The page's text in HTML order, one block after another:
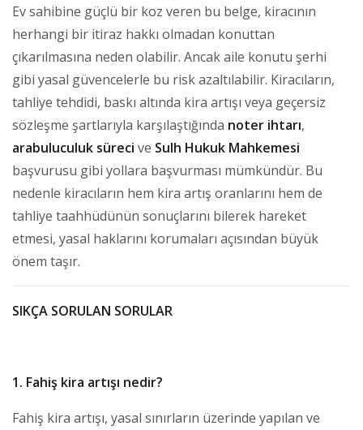
Ev sahibine güçlü bir koz veren bu belge, kiracının
herhangi bir itiraz hakkı olmadan konuttan
çıkarılmasına neden olabilir. Ancak aile konutu şerhi
gibi yasal güvencelerle bu risk azaltılabilir. Kiracıların,
tahliye tehdidi, baskı altında kira artışı veya geçersiz
sözleşme şartlarıyla karşılaştığında noter ihtarı,
arabuluculuk süreci ve Sulh Hukuk Mahkemesi
başvurusu gibi yollara başvurması mümkündür. Bu
nedenle kiracıların hem kira artış oranlarını hem de
tahliye taahhüdünün sonuçlarını bilerek hareket
etmesi, yasal haklarını korumaları açısından büyük
önem taşır.
SIKÇA SORULAN SORULAR
1. Fahiş kira artışı nedir?
Fahiş kira artışı, yasal sınırların üzerinde yapılan ve